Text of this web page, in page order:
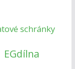
schránky
EGdílna